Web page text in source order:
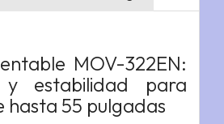
MOV-322EN:
y estabilidad para
hasta 55 pulgadas